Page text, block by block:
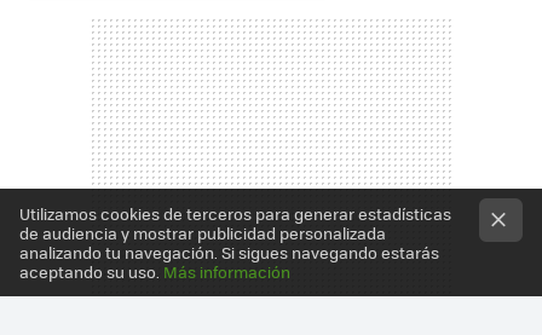
Utilizamos cookies de terceros para generar estadísticas
de audiencia y mostrar publicidad personalizada
analizando tu navegación. Si sigues navegando estarás
aceptando su uso. Más información